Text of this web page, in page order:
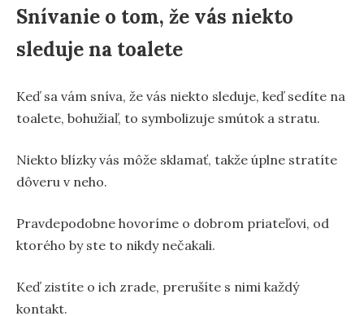
Snívanie o tom, že vás niekto
sleduje na toalete
Keď sa vám sníva, že vás niekto sleduje, keď sedíte na
toalete, bohužiaľ, to symbolizuje smútok a stratu.
Niekto blízky vás môže sklamať, takže úplne stratíte
dôveru v neho.
Pravdepodobne hovoríme o dobrom priateľovi, od
ktorého by ste to nikdy nečakali.
Keď zistíte o ich zrade, prerušíte s nimi každý
kontakt.